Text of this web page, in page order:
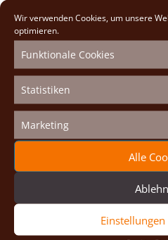
Wir verwenden Cookies, um unsere
optimieren.
Funktionale Cookies
Statistiken
Marketing
Alle
e
r
n
a
v
e
:
Neueste Beiträge
Osterexerzitien 2026
Fastenexerzitien 2026
Weihnachten 2025
Auf den Spuren der Heiligen
Adventexerzitien 2025
2025(7)